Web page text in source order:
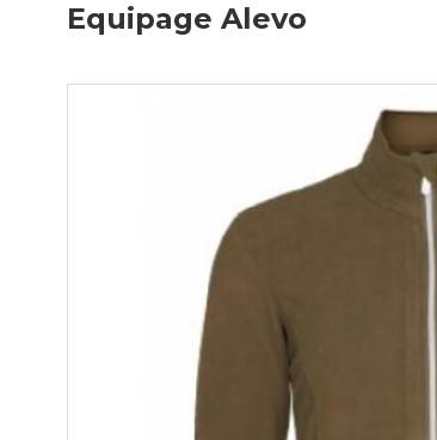
Equipage Alevo